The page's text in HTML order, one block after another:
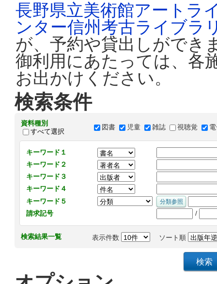
長野県立美術館アートラ
ンター信州考古ライブラ
が、予約や貸出しができ
御利用にあたっては、各
お出かけください。
検索条件
資料種別
すべて選択
図書 児童 雑誌 視聴覚
キーワード１
キーワード２
キーワード３
キーワード４
キーワード５
請求記号
/
検索結果一覧 表示件数 ソート順